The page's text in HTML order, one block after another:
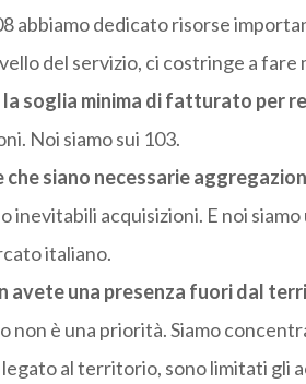
abbiamo dedicato risorse
del servizio, ci costringe a
la soglia minima di fatturato per
Noi siamo sui 103.
che siano necessarie
inevitabili acquisizioni. E noi
italiano.
avete una presenza fuori dal
non è una priorità. Siamo
al territorio, sono limitati gli